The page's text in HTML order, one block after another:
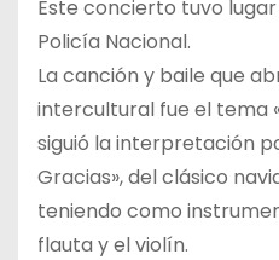
Este concierto tuvo
Policía Nacional.
La canción y baile que
intercultural fue el tema
siguió la interpretación
Gracias», del clásico
teniendo como
flauta y el violín.